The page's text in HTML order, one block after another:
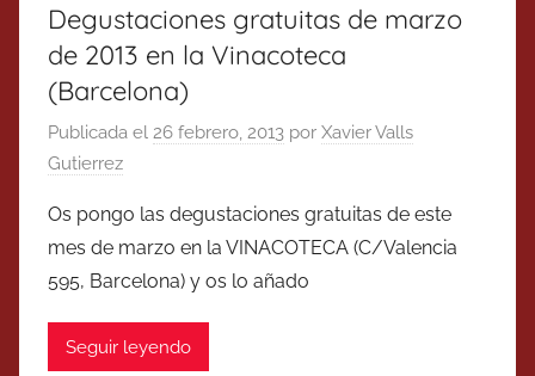
Degustaciones gratuitas de marzo
de 2013 en la Vinacoteca
(Barcelona)
Publicada el 26 febrero, 2013 por Xavier Valls
Gutierrez
Os pongo las degustaciones gratuitas de este
mes de marzo en la VINACOTECA (C/Valencia
595, Barcelona) y os lo añado
Seguir leyendo